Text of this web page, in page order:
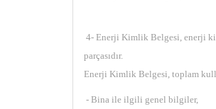
4- Enerji Kimlik Belgesi, enerji
parçasıdır.
Enerji Kimlik Belgesi, toplam
- Bina ile ilgili genel bilgiler,